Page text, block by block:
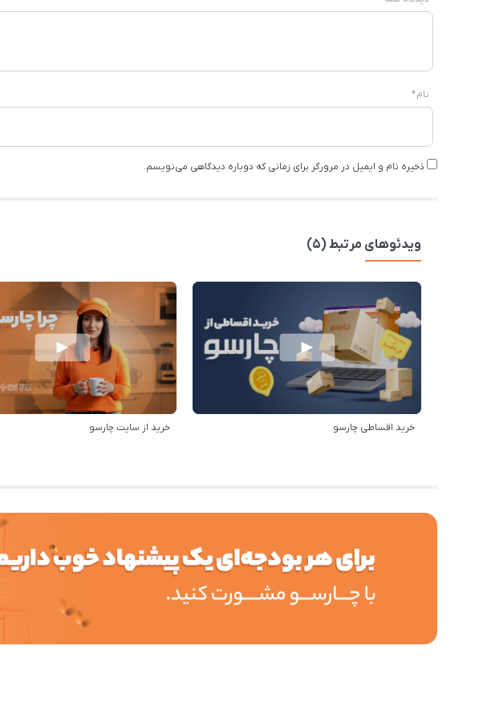
نام*
ذخیره نام و ایمیل در مرورگر برای زمانی که دوباره دیدگاهی می‌نویسم.
ویدئوهای مرتبط (5)
خرید اقساطی چارسو خرید از سایت چارسو